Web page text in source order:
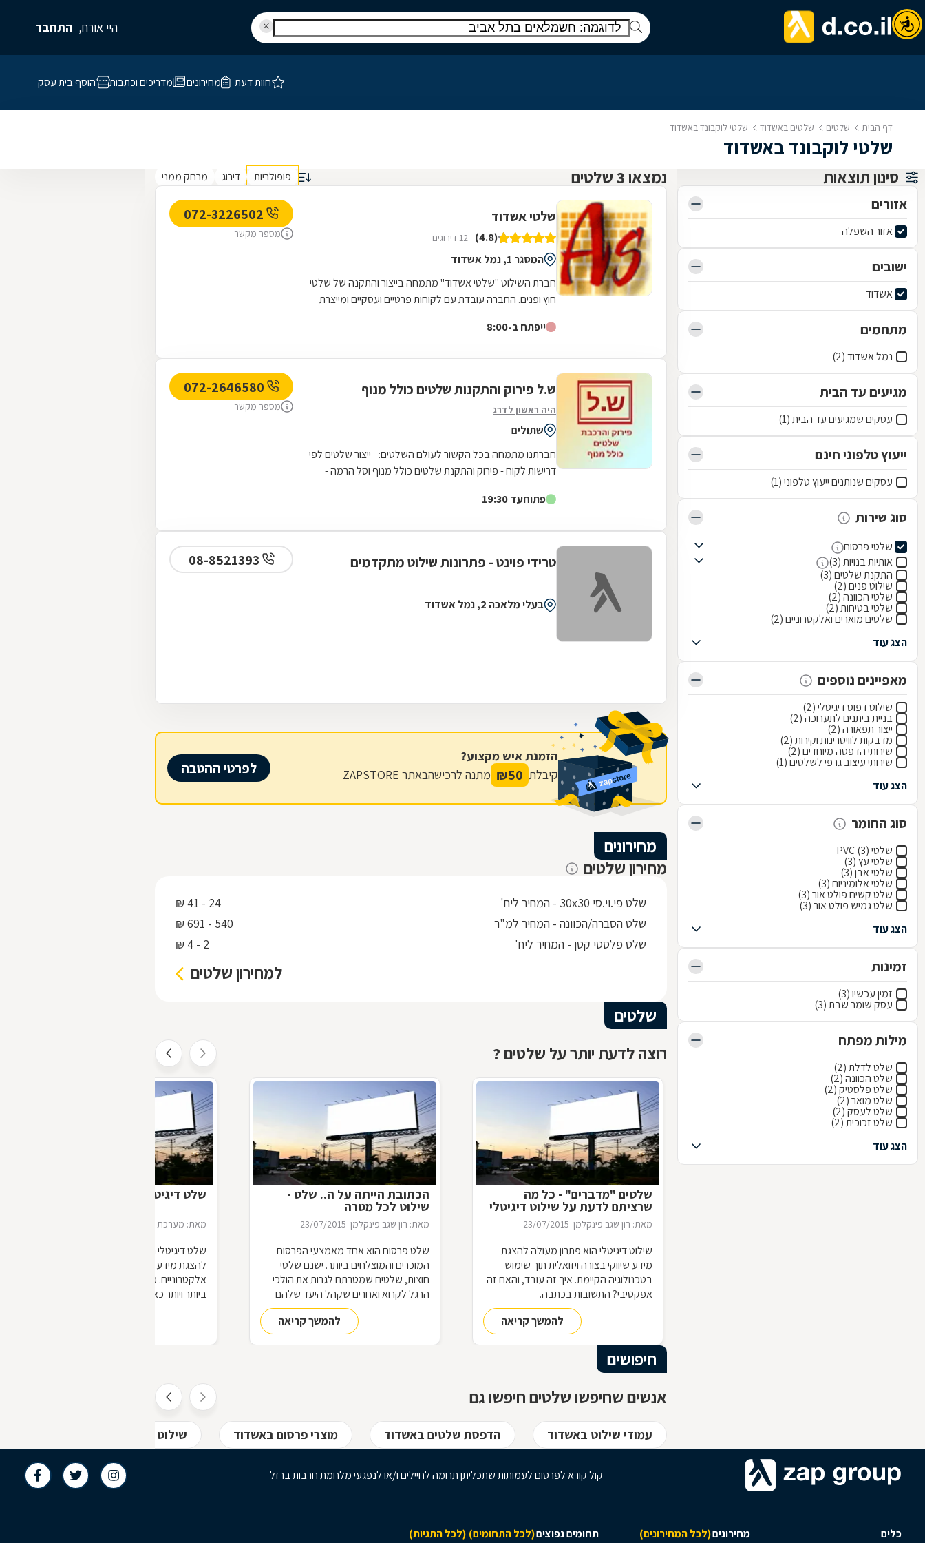
היי אורח, התחבר
חוות דעת מחירונים מדריכים וכתבות הוסף בית עסק
דף הבית שלטים שלטים באשדוד שלטי לוקבונד באשדוד
שלטי לוקבונד באשדוד
סינון תוצאות
אזורים
אזור השפלה
ישובים
אשדוד
מתחמים
נמל אשדוד (2)
מגיעים עד הבית
עסקים שמגיעים עד הבית (1)
ייעוץ טלפוני חינם
עסקים שנותנים ייעוץ טלפוני (1)
סוג שירות
שלטי פרסום
אותיות בנויות (3)
התקנת שלטים (3)
שילוט פנים (2)
שלטי הכוונה (2)
שלטי בטיחות (2)
שלטים מוארים ואלקטרוניים (2)
הצג עוד
מאפיינים נוספים
שילוט דפוס דיגיטלי (2)
בניית ביתנים לתערוכה (2)
ייצור תפאורה (2)
מדבקות לוויטרינות וקירות (2)
שירותי הדפסה מיוחדים (2)
שירותי עיצוב גרפי לשלטים (1)
הצג עוד
סוג החומר
שלטי PVC (3)
שלטי עץ (3)
שלטי אבן (3)
שלטי אלומיניום (3)
שלט קשיח פולט אור (3)
שלט גמיש פולט אור (3)
הצג עוד
זמינות
זמין עכשיו (3)
עסק שומר שבת (3)
מילות מפתח
שלט לדלת (2)
שלט הכוונה (2)
שלט פלסטיק (2)
שלט מואר (2)
שלט לעסק (2)
שלט זכוכית (2)
הצג עוד
נמצאו 3 שלטים פופולריות דירוג מרחק ממני
שלטי אשדוד
(4.8) 12 דירוגים
המסגר 1, נמל אשדוד
חברת השילוט "שלטי אשדוד" מתמחה בייצור והתקנה של שלטי
חוץ ופנים. החברה עובדת עם לקוחות פרטיים ועסקיים ומייצרת
ייפתח ב-8:00
מספר מקשר
ש.ל פירוק והתקנות שלטים כולל מנוף
היה ראשון לדרג
שתולים
חברתנו מתמחה בכל הקשור לעולם השלטים: - ייצור שלטים לפי
דרישות לקוח - פירוק והתקנת שלטים כולל מנוף וסל הרמה -
פתוחעד 19:30
מספר מקשר
טרידי פוינט - פתרונות שילוט מתקדמים
בעלי מלאכה 2, נמל אשדוד
הזמנת איש מקצוע?
קיבלת 50
₪ מתנה לרכישהבאתר ZAPSTORE לפרטי ההטבה
מחירונים
מחירון שלטים
שלט פי.וי.סי 30x30 - המחיר ליח'
24 - 41 ₪
שלט הסברה/הכוונה - המחיר למ"ר
540 - 691 ₪
שלט פלסטי קטן - המחיר ליח'
2 - 4 ₪
למחירון שלטים
שלטים
רוצה לדעת יותר על שלטים ?
שלטים "מדברים" - כל מה
שרציתם לדעת על שילוט דיגיטלי
מאת: רון שגב פינקלמן 23/07/2015
שילוט דיגיטלי הוא פתרון מעולה להצגת
מידע שיווקי בצורה ויזואלית תוך שימוש
בטכנולוגיה הקיימת. איך זה עובד, והאם זה
אפקטיבי? התשובות בכתבה.
להמשך קריאה
הכתובת הייתה על ה.. שלט -
שילוט לכל מטרה
מאת: רון שגב פינקלמן 23/07/2015
שלט פרסום הוא אחד מאמצעי הפרסום
המוכרים והמוצלחים ביותר. ישנם שלטי
חוצות, שלטים שמטרתם לגרות את הולכי
הרגל לקרוא ואחרים שקהל היעד שלהם
הוא דווקא הנהגים. אך אילו סוגי שלטים
קיימים, מה יתרונותיהם וכיצד תדעו, כבעלי
עסק, לבחור בשילוט המתאים לכם?
להמשך קריאה
שלט דיגיטלי
מאת: מערכת דפי זהב
שלט דיגיטלי הינו כל מסך או מתקן אחר
להצגת מידע ויזואלי תוך שימוש בכלים
אלקטרוניים. ככל שחולף הזמן אנו מוצפים
ביותר ויותר כאלה, וזה עוד כלום לעומת מה
חיפושים
אנשים שחיפשו שלטים חיפשו גם
עמודי שילוט באשדוד הדפסת שלטים באשדוד מוצרי פרסום באשדוד שילוט חוצות באשדוד
קול קורא לפרסום לעמותות שתכליתן תרומה לחיילים ו/או לנפגעי מלחמת חרבות ברזל
כלים מחירונים(לכל המחירונים) תחומים נפוצים(לכל התחומים) (לכל התגיות)